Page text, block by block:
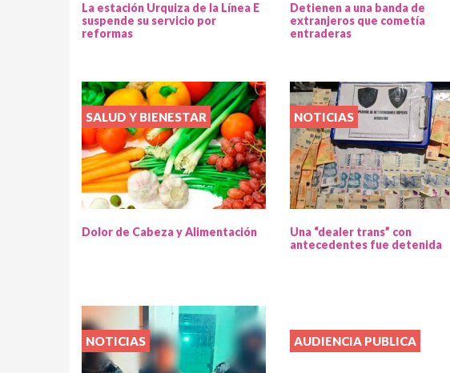
La estación Urquiza de la Línea E
suspende su servicio por
reformas
Detienen a una banda de
extranjeros que cometía
entraderas
SALUD Y BIENESTAR
Dolor de Cabeza y Alimentación
NOTICIAS
Una “dealer trans” con
antecedentes fue detenida
NOTICIAS AUDIENCIA PUBLICA